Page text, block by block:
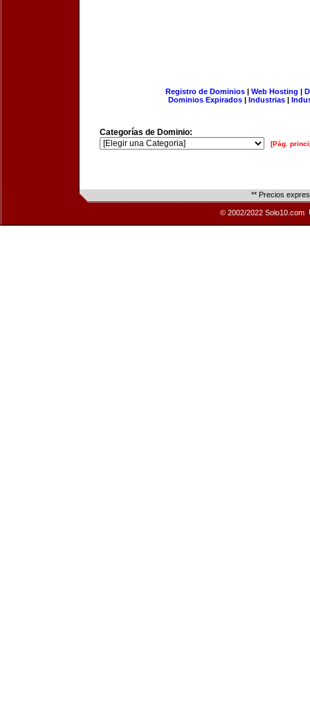
Registro de Dominios| Web Hosting |
Dominios Expirados | Industrias |
Categorías de Dominio:
[Pág.
** Precios
© 2002/2022 Solo10.com